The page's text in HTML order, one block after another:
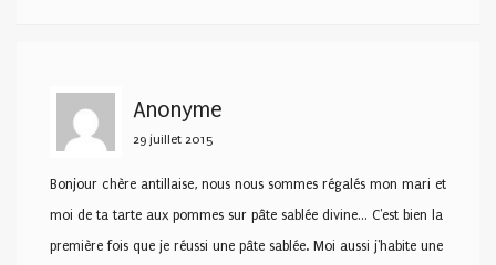
Anonyme
29 juillet 2015
Bonjour chère antillaise, nous nous sommes régalés mon mari et
moi de ta tarte aux pommes sur pâte sablée divine… C'est bien la
première fois que je réussi une pâte sablée. Moi aussi j'habite une